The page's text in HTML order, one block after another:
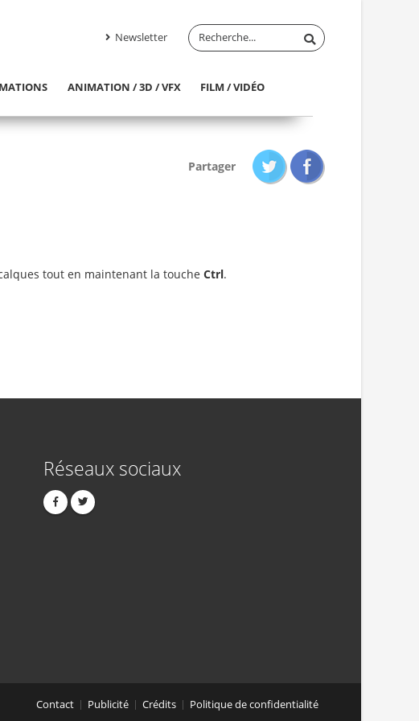
Newsletter
ANIMATION / 3D / VFX FILM / VIDÉO
Partager
tout en maintenant la touche Ctrl.
Réseaux sociaux
Contact Publicité Crédits Politique de confidentialité